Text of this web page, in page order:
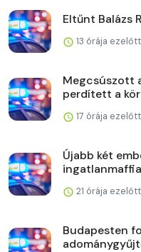
Eltűnt Balázs
13 órája ezelőtt
Megcsúszott
perdített a
17 órája ezelőtt
Újabb két
21 órája ezelőtt
Budapesten